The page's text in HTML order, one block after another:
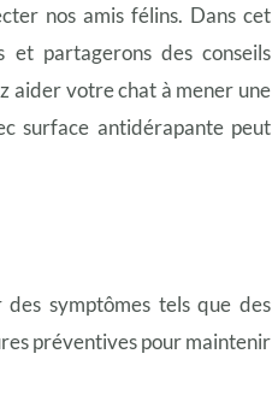
nos amis félins. Dans cet
et partagerons des conseils
aider votre chat à mener une
surface antidérapante peut
symptômes tels que des
préventives pour maintenir